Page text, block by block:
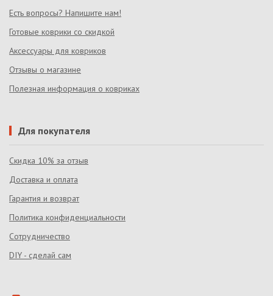
Есть вопросы? Напишите нам!
Готовые коврики со скидкой
Аксессуары для ковриков
Отзывы о магазине
Полезная информация о ковриках
Для покупателя
Скидка 10% за отзыв
Доставка и оплата
Гарантия и возврат
Политика конфиденциальности
Сотрудничество
DIY - сделай сам